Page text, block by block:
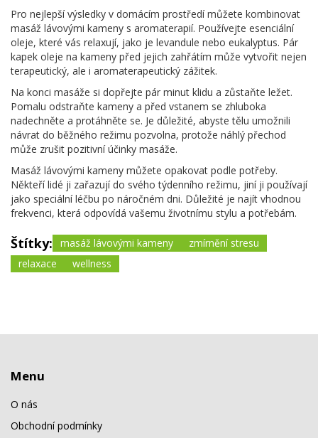
Pro nejlepší výsledky v domácím prostředí můžete kombinovat
masáž lávovými kameny s aromaterapií. Používejte esenciální
oleje, které vás relaxují, jako je levandule nebo eukalyptus. Pár
kapek oleje na kameny před jejich zahřátím může vytvořit nejen
terapeutický, ale i aromaterapeutický zážitek.
Na konci masáže si dopřejte pár minut klidu a zůstaňte ležet.
Pomalu odstraňte kameny a před vstanem se zhluboka
nadechněte a protáhněte se. Je důležité, abyste tělu umožnili
návrat do běžného režimu pozvolna, protože náhlý přechod
může zrušit pozitivní účinky masáže.
Masáž lávovými kameny můžete opakovat podle potřeby.
Někteří lidé ji zařazují do svého týdenního režimu, jiní ji používají
jako speciální léčbu po náročném dni. Důležité je najít vhodnou
frekvenci, která odpovídá vašemu životnímu stylu a potřebám.
Štítky: masáž lávovými kameny
zmírnění stresu
relaxace
wellness
Menu
O nás
Obchodní podmínky